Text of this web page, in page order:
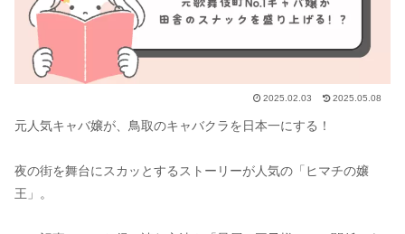
2025.02.03 2025.05.08
元人気キャバ嬢が、鳥取のキャバクラを日本一にする！
夜の街を舞台にスカッとするストーリーが人気の「ヒマチの嬢
王」。